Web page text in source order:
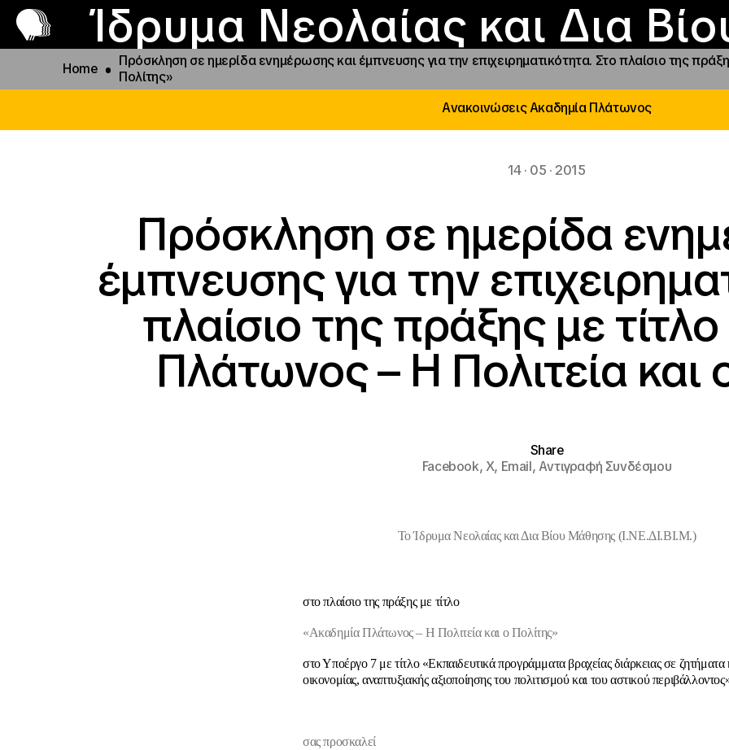
Ίδρυμα Νεολαίας και Δια
Το ΙΝΕΔΙΒΙΜ
Προγράμματα και
Φοιτητικές Εστίες
Παραχώρηση
Νέα
Επικοινωνία
Home
Πρόσκληση σε ημερίδα ενημέρωσης και έμπνευσης για την επιχειρηματικότητα. Στο πλαίσιο της
Πολίτης»
Ανακοινώσεις Ακαδημία Πλάτωνος
14 · 05 · 2015
Πρόσκληση σε ημερίδα
έμπνευσης για την
πλαίσιο της πράξης με
Πλάτωνος – Η Πολιτεία και
Share
Facebook,X, Email,Αντιγραφή Συνδέσμου
Το Ίδρυμα Νεολαίας και Δια Βίου Μάθησης (Ι.ΝΕ.ΔΙ.ΒΙ.Μ.)
στο πλαίσιο της πράξης με τίτλο
«Ακαδημία Πλάτωνος – Η Πολιτεία και ο Πολίτης»
στο Υποέργο 7 με τίτλο «Εκπαιδευτικά προγράμματα βραχείας διάρκειας σε ζητήματα
οικονομίας, αναπτυξιακής αξιοποίησης του πολιτισμού και του αστικού
σας προσκαλεί